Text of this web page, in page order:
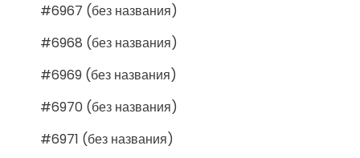
#6967 (без названия)
#6968 (без названия)
#6969 (без названия)
#6970 (без названия)
#6971 (без названия)